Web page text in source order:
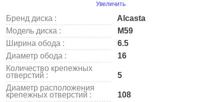
Увеличить
Бренд диска :
Alcasta
Модель диска :
M59
Ширина обода :
6.5
Диаметр обода :
16
Количество крепежных
отверстий :
5
Диаметр расположения
крепежных отверстий :
108